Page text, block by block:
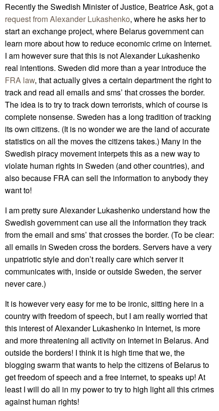
Recently the Swedish Minister of Justice, Beatrice Ask, got a
request from Alexander Lukashenko, where he asks her to
start an exchange project, where Belarus government can
learn more about how to reduce economic crime on Internet.
I am however sure that this is not Alexander Lukashenko
real intentions. Sweden did more than a year introduce the
FRA law, that actually gives a certain department the right to
track and read all emails and sms’ that crosses the border.
The idea is to try to track down terrorists, which of course is
complete nonsense. Sweden has a long tradition of tracking
its own citizens. (It is no wonder we are the land of accurate
statistics on all the moves the citizens takes.) Many in the
Swedish piracy movement interpets this as a new way to
violate human rights in Sweden (and other countries), and
also because FRA can sell the information to anybody they
want to!
I am pretty sure Alexander Lukashenko understand how the
Swedish government can use all the information they track
from the email and sms’ that crosses the border. (To be clear:
all emails in Sweden cross the borders. Servers have a very
unpatriotic style and don’t really care which server it
communicates with, inside or outside Sweden, the server
never care.)
It is however very easy for me to be ironic, sitting here in a
country with freedom of speech, but I am really worried that
this interest of Alexander Lukashenko in Internet, is more
and more threatening all activity on Internet in Belarus. And
outside the borders! I think it is high time that we, the
blogging swarm that wants to help the citizens of Belarus to
get freedom of speech and a free internet, to speaks up! At
least I will do all in my power to try to high light all this crimes
against human rights!